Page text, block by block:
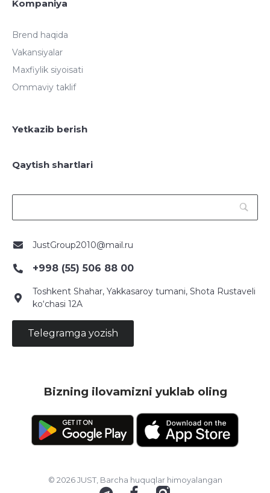
Kompaniya
Brend haqida
Vakansiyalar
Maxfiylik siyoisati
Ommaviy taklif
Yetkazib berish
Qaytish shartlari
JustGroup2010@mail.ru
+998 (55) 506 88 00
Toshkent Shahar, Yakkasaroy tumani, Shota Rustaveli
ko‘chasi 12A
Telegramga yozish
Bizning ilovamizni yuklab oling
© 2026 JUST, Barcha huquqlar himoyalangan